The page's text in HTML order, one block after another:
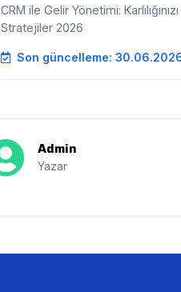
CRM ile Gelir Yönetimi:
Stratejiler 2026
Son güncelleme:
Admin
Yazar